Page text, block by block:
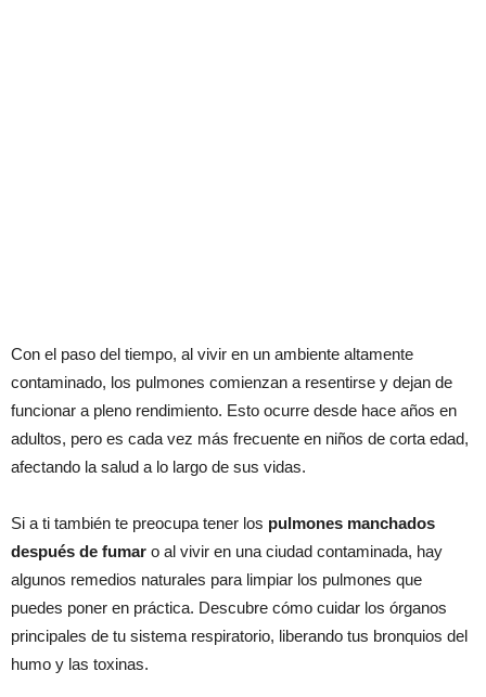
Con el paso del tiempo, al vivir en un ambiente altamente
contaminado, los pulmones comienzan a resentirse y dejan de
funcionar a pleno rendimiento. Esto ocurre desde hace años en
adultos, pero es cada vez más frecuente en niños de corta edad,
afectando la salud a lo largo de sus vidas.
Si a ti también te preocupa tener los pulmones manchados
después de fumar o al vivir en una ciudad contaminada, hay
algunos remedios naturales para limpiar los pulmones que
puedes poner en práctica. Descubre cómo cuidar los órganos
principales de tu sistema respiratorio, liberando tus bronquios del
humo y las toxinas.